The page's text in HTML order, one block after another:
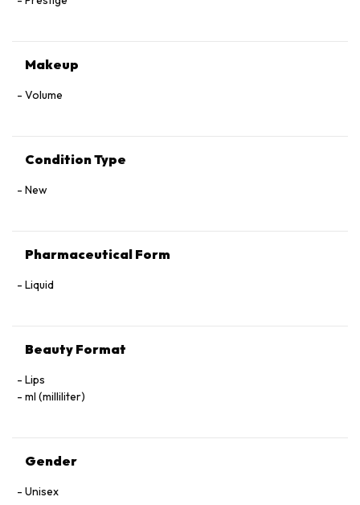
Makeup
Volume
Condition Type
New
Pharmaceutical Form
Liquid
Beauty Format
Lips
ml (milliliter)
Gender
Unisex